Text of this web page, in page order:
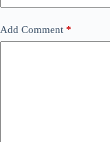
Add Comment *